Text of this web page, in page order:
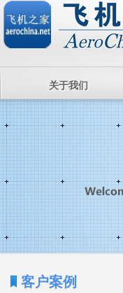
关于我们
客户案例